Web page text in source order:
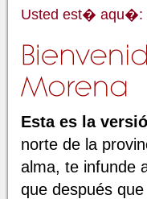
Usted est� aqu�:
Esta es la
norte de la
alma, te infunde
que después